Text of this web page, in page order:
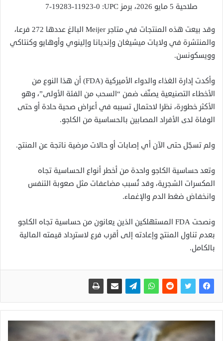
صلاحية 5 مايو 2026، برمز UPC: ‏7-19283-11923-0
وقد بيعت هذه المنتجات في متاجر Meijer البالغ عددها 272 فرعا،
والمنتشرة في ولايات ميشيغان وإنديانا وإلينوي وأوهايو وكنتاكي
وويسكونسن.
وأكدت إدارة الغذاء والدواء الأميركية (FDA) أن هذا النوع من
الأخطاء التصنيعية يصنّف ضمن “السحب من الفئة الأولى”، وهو
الأكثر خطورة، نظرا لاحتمال تسببه في أعراض صحية حادة أو حتى
الوفاة لدى الأفراد المصابين بالحساسية من الكاجو.
ولم تسجّل حتى الآن أي إصابات أو حالات مرضية ناتجة عن المنتج.
وتعد حساسية الكاجو واحدة من أخطر أنواع الحساسية تجاه
المكسرات الشجرية، وقد تُسبب مضاعفات مثل صعوبة التنفس
وانخفاض ضغط الدم والإغماء.
ونصحت FDA المستهلكين الذين يعانون من حساسية تجاه الكاجو
بعدم تناول المنتج وإعادته إلى أقرب فرع لاسترداد قيمته المالية
بالكامل.